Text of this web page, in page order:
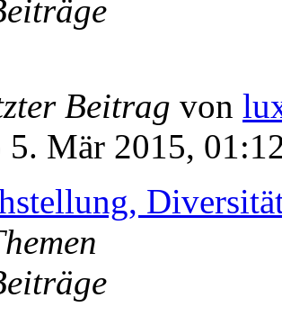
Beitrag von
5. Mär 2015,